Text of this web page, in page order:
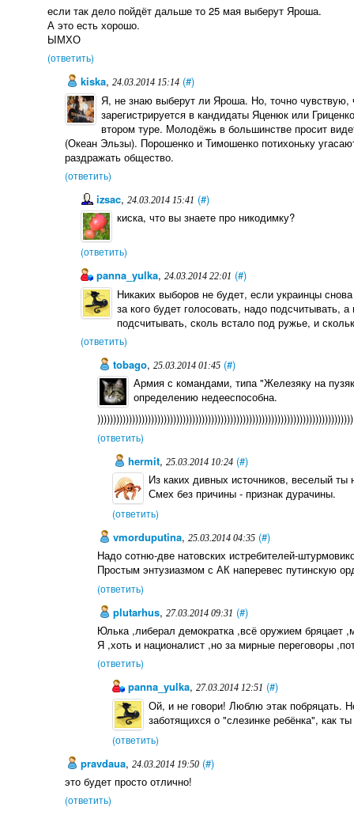
если так дело пойдёт дальше то 25 мая выберут Яроша.
А это есть хорошо.
ЫМХО
(ответить)
kiska, 24.03.2014 15:14 (#)
Я, не знаю выберут ли Яроша. Но, точно чувствую,
зарегистрируется в кандидаты Яценюк или
втором туре. Молодёжь в большинстве просит
(Океан Эльзы). Порошенко и Тимошенко потихоньку
раздражать общество.
(ответить)
izsac,24.03.2014 15:41 (#)
киска, что вы знаете про никодимку?
(ответить)
panna_yulka,24.03.2014 22:01 (#)
Никаких выборов не будет, если украинцы
за кого будет голосовать, надо подсчитывать,
подсчитывать, сколь встало под ружье, и
(ответить)
tobago, 25.03.2014 01:45 (#)
Армия с командами, типа "Железяку на
определению недееспособна.
)))))))))))))))))))))))))))))))))))))))))))))))))))))))))))))))))))))))))))))))))
(ответить)
hermit,25.03.2014 10:24 (#)
Из каких дивных источников, веселый
Смех без причины - признак дурачины.
(ответить)
vmorduputina, 25.03.2014 04:35 (#)
Надо сотню-две натовских истребителей-
Простым энтузиазмом с АК наперевес путинскую
(ответить)
plutarhus, 27.03.2014 09:31 (#)
Юлька ,либерал демократка ,всё оружием бряцает
Я ,хоть и националист ,но за мирные переговоры
(ответить)
panna_yulka,27.03.2014 12:51 (#)
Ой, и не говори! Люблю этак побряцать.
заботящихся о "слезинке ребёнка", как
(ответить)
pravdaua, 24.03.2014 19:50 (#)
это будет просто отлично!
(ответить)